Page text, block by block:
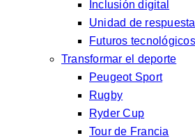
Inclusión digital
Unidad de
Futuros
Transformar el deporte
Peugeot Sport
Rugby
Ryder Cup
Tour de Francia